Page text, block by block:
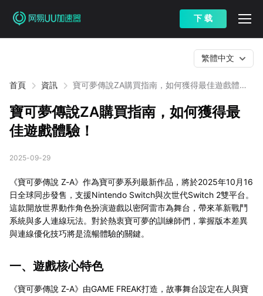
下 载
首頁 資訊
寶可夢傳說ZA購買指南，如何獲得最佳遊戲體
繁體中文
寶可夢傳說ZA購買指南，如何獲得最
佳遊戲體驗！
2025-09-29
《寶可夢傳說 Z-A》作為寶可夢系列最新作品，將於2025年10月16
日全球同步發售，支援Nintendo Switch與次世代Switch 2雙平台。
這款開放世界動作角色扮演遊戲以密阿雷市為舞台，帶來革新戰鬥
系統與多人連線玩法。對於熱衷寶可夢的訓練師們，掌握版本差異
與連線優化技巧將是流暢體驗的關鍵。
一、遊戲核心特色
《寶可夢傳說 Z-A》由GAME FREAK打造，故事舞台設定在人與寶